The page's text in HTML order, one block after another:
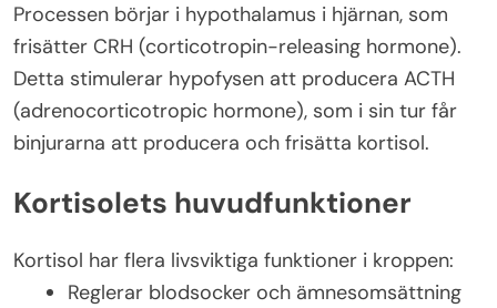
Processen börjar i hypothalamus i hjärnan, som
frisätter CRH (corticotropin-releasing hormone).
Detta stimulerar hypofysen att producera ACTH
(adrenocorticotropic hormone), som i sin tur får
binjurarna att producera och frisätta kortisol.
Kortisolets huvudfunktioner
Kortisol har flera livsviktiga funktioner i kroppen:
Reglerar blodsocker och ämnesomsättning